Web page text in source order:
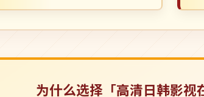
为什么选择「高清日韩影视